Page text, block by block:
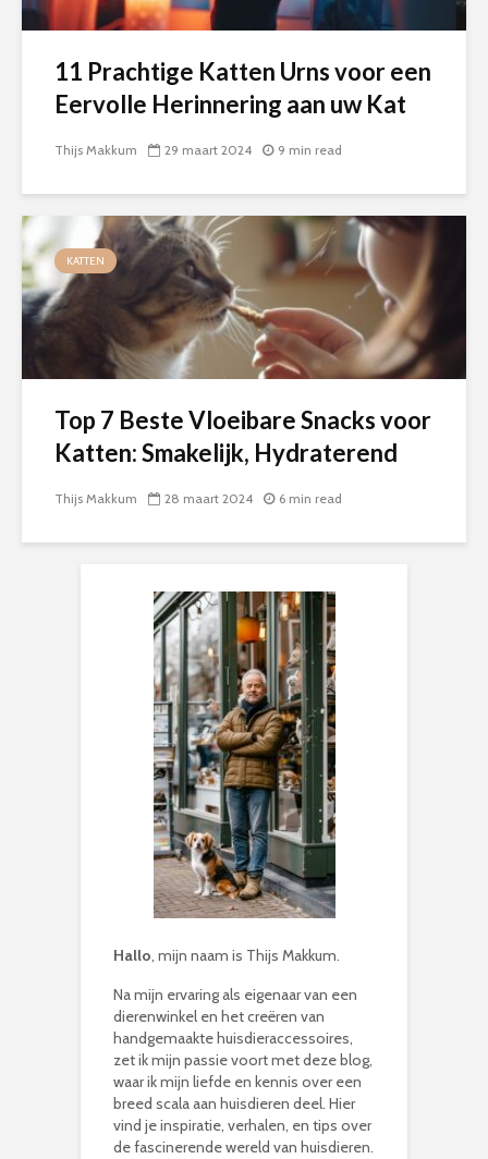
11 Prachtige Katten Urns voor een
Eervolle Herinnering aan uw Kat
Thijs Makkum 29 maart 2024 9 min read
KATTEN
Top 7 Beste Vloeibare Snacks voor
Katten: Smakelijk, Hydraterend
Thijs Makkum 28 maart 2024 6 min read
Hallo, mijn naam is Thijs Makkum.
Na mijn ervaring als eigenaar van een
dierenwinkel en het creëren van
handgemaakte huisdieraccessoires,
zet ik mijn passie voort met deze blog,
waar ik mijn liefde en kennis over een
breed scala aan huisdieren deel. Hier
vind je inspiratie, verhalen, en tips over
de fascinerende wereld van huisdieren.